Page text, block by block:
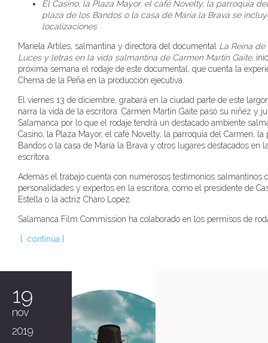
El Casino, la Plaza Mayor, el café Novelty, la parroquia
plaza de los Bandos o la casa de María la Brava se
localizaciones
Mariela Artiles, salmantina y directora del documental La Reina de
Luces y letras en la vida salmantina de Carmen Martín Gaite,
próxima semana el rodaje de este documental, que cuenta la
Chema de la Peña en la producción ejecutiva.
El viernes 13 de diciembre, grabará en la ciudad parte de este
narra la vida de la escritora. Carmen Martín Gaite pasó su niñez y
Salamanca por lo que el rodaje tendrá un destacado ambiente
Casino, la Plaza Mayor, el café Novelty, la parroquia del Carmen, la
Bandos o la casa de María la Brava y otros lugares destacados en
escritora.
Además el trabajo cuenta con numerosos testimonios salmantinos
personalidades y expertos en la escritora, como el presidente de
Estella o la actriz Charo Lopez.
Salamanca Film Commission ha colaborado en los permisos de
[ continúa ]
19
nov
2019